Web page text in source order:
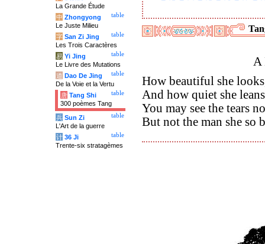
A
How beautiful she
And how quiet she
You may see the tears
But not the man she so
La Grande Étude
table
中 Zhongyong
Le Juste Milieu
table
字 San Zi Jing
Les Trois Caractères
table
易 Yi Jing
Le Livre des Mutations
table
道 Dao De Jing
De la Voie et la Vertu
table
唐 Tang Shi
300 poèmes Tang
table
兵 Sun Zi
L'Art de la guerre
table
计 36 Ji
Trente-six stratagèmes